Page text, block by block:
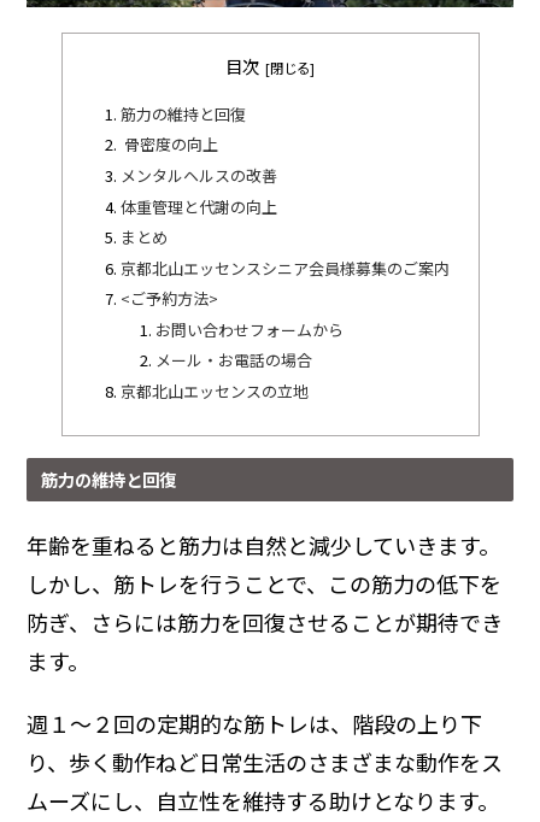
目次
筋力の維持と回復
骨密度の向上
メンタルヘルスの改善
体重管理と代謝の向上
まとめ
京都北山エッセンスシニア会員様募集のご案内
<ご予約方法>
お問い合わせフォームから
メール・お電話の場合
京都北山エッセンスの立地
筋力の維持と回復
年齢を重ねると筋力は自然と減少していきます。
しかし、筋トレを行うことで、この筋力の低下を
防ぎ、さらには筋力を回復させることが期待でき
ます。
週１～２回の定期的な筋トレは、階段の上り下
り、歩く動作ねど日常生活のさまざまな動作をス
ムーズにし、自立性を維持する助けとなります。